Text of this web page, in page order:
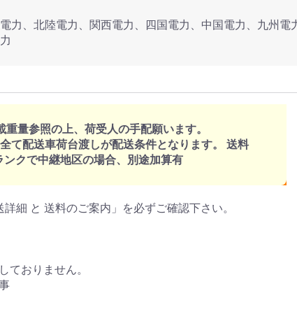
力、北陸電力、関西電力、四国電力、中国電力、九州電
量参照の上、荷受人の手配願います。
て配送車荷台渡しが配送条件となります。 送料
クで中継地区の場合、別途加算有
細 と 送料のご案内」を必ずご確認下さい。
ておりません。